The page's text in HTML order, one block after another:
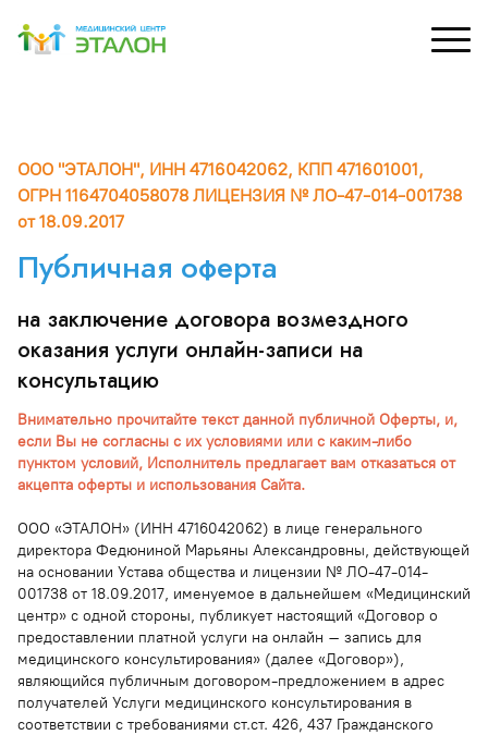
кабинет
СМАД
капельницы
УЗИ
Специалисты УЗИ
Д
М
ООО "ЭТАЛОН", ИНН 4716042062, КПП 471601001,
ОГРН 1164704058078 ЛИЦЕНЗИЯ № ЛО-47-014-001738
от 18.09.2017
Публичная оферта
на заключение договора возмездного
оказания услуги онлайн-записи на
консультацию
Внимательно прочитайте текст данной публичной Оферты, и,
если Вы не согласны с их условиями или с каким-либо
пунктом условий, Исполнитель предлагает вам отказаться от
акцепта оферты и использования Сайта.
ООО «ЭТАЛОН» (ИНН 4716042062) в лице генерального
директора Федюниной Марьяны Александровны, действующей
на основании Устава общества и лицензии № ЛО-47-014-
001738 от 18.09.2017, именуемое в дальнейшем «Медицинский
центр» с одной стороны, публикует настоящий «Договор о
предоставлении платной услуги на онлайн – запись для
медицинского консультирования» (далее «Договор»),
являющийся публичным договором-предложением в адрес
получателей Услуги медицинского консультирования в
соответствии с требованиями ст.ст. 426, 437 Гражданского